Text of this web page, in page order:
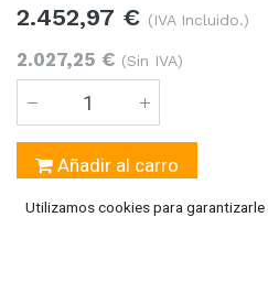
2.452,97 € (IVA Incluido.)
2.027,25 € (Sin IVA)
Añadir al carro
Temporalmente sin existencias
Se puede solicitar bajo pedido 5-
Utilizamos cookies para garantizarle